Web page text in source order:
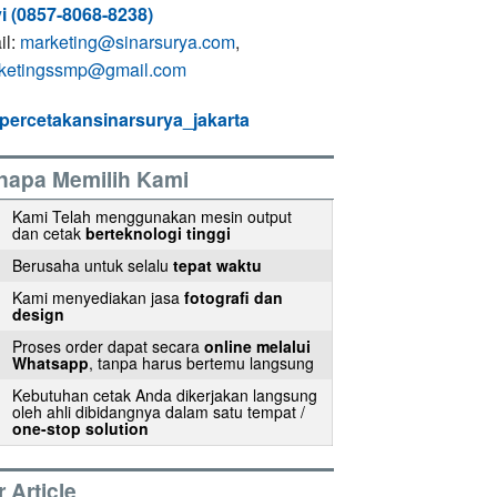
(0857-8068-8238)
marketing@sinarsurya.com,
percetakansinarsurya_jakarta
Memilih Kami
Kami Telah menggunakan mesin output
dan cetak berteknologi tinggi
Berusaha untuk selalu tepat waktu
Kami menyediakan jasa fotografi dan
design
Proses order dapat secara online melalui
Whatsapp, tanpa harus bertemu langsung
Kebutuhan cetak Anda dikerjakan langsung
oleh ahli dibidangnya dalam satu tempat /
one-stop solution
Article